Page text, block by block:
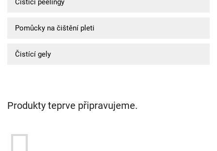
Čistící peelingy
Pomůcky na čištění pleti
Čistící gely
Produkty teprve připravujeme.